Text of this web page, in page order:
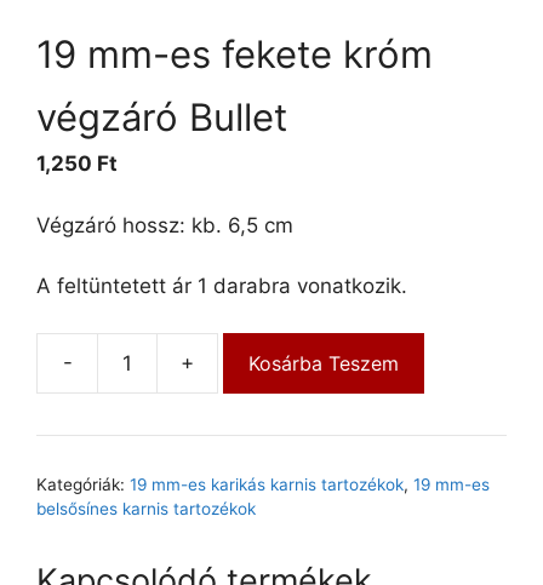
19 mm-es fekete króm
végzáró Bullet
1,250 Ft
Végzáró hossz: kb. 6,5 cm
A feltüntetett ár 1 darabra vonatkozik.
- + Kosárba Teszem
Kategóriák: 19 mm-es karikás karnis tartozékok, 19 mm-es
belsősínes karnis tartozékok